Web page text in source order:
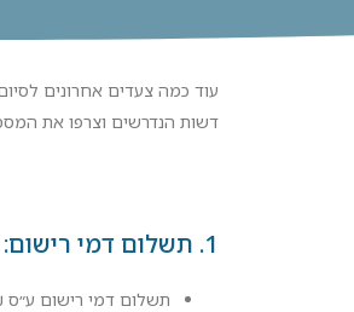
עוד כמה צעדים אחרונים
דשות הנדרשים וצרפו את
1. תשלום דמי רישום:
תשלום דמי רישום ע״ס 300₪ באמצעות כרטיס אשראי בטלפון 09-7420006, שלוחה 6